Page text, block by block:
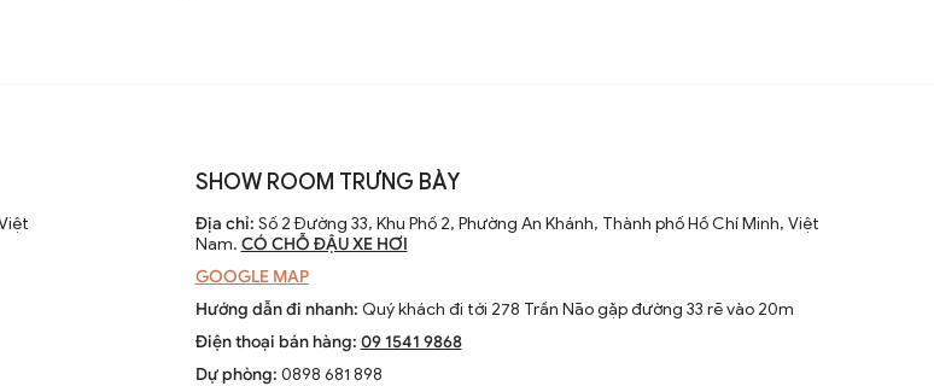
SHOW ROOM TRƯNG BÀY
Địa chỉ: Số 2 Đường 33, Khu Phố 2, Phường An Khánh, Thành phố Hồ Chí Minh, Việt
Nam. CÓ CHỖ ĐẬU XE HƠI
GOOGLE MAP
Hướng dẫn đi nhanh: Quý khách đi tới 278 Trần Não gặp đường 33 rẽ vào 20m
Điện thoại bán hàng: 09 1541 9868
Dự phòng: 0898 681 898